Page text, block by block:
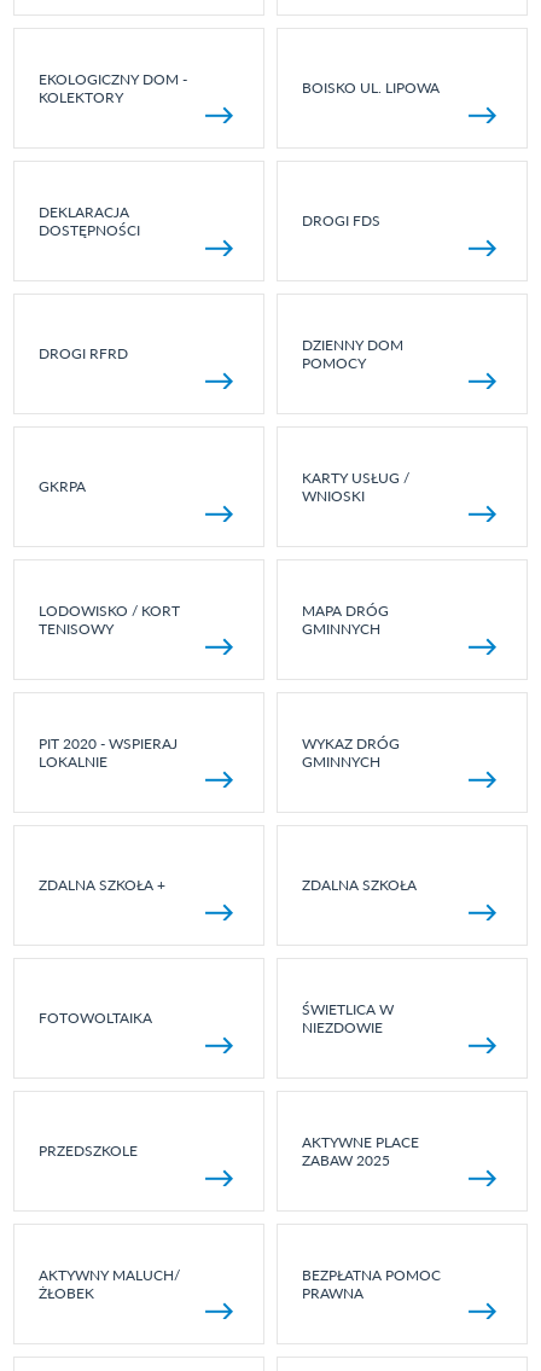
EKOLOGICZNY DOM -
KOLEKTORY
BOISKO UL. LIPOWA
DEKLARACJA
DOSTĘPNOŚCI
DROGI FDS
DROGI RFRD
DZIENNY DOM
POMOCY
GKRPA
KARTY USŁUG /
WNIOSKI
LODOWISKO / KORT
TENISOWY
MAPA DRÓG
GMINNYCH
PIT 2020 - WSPIERAJ
LOKALNIE
WYKAZ DRÓG
GMINNYCH
ZDALNA SZKOŁA + ZDALNA SZKOŁA
FOTOWOLTAIKA
ŚWIETLICA W
NIEZDOWIE
PRZEDSZKOLE
AKTYWNE PLACE
ZABAW 2025
AKTYWNY MALUCH/
ŻŁOBEK
BEZPŁATNA POMOC
PRAWNA